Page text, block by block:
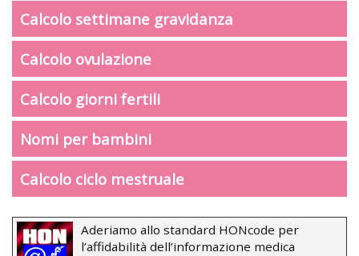
Calcolo settimane gravidanza
Calcolo ovulazione
Calcolo giorni fertili
Nomi per bambini
Calcolo ciclo mestruale
Aderiamo allo standard HONcode per
l’affidabilità dell’informazione medica